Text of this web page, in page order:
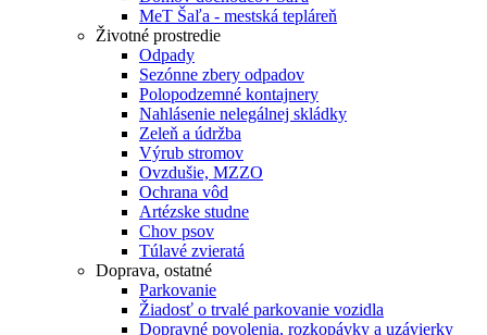
MeT Šaľa - mestská tepláreň
Životné prostredie
Odpady
Sezónne zbery odpadov
Polopodzemné kontajnery
Nahlásenie nelegálnej skládky
Zeleň a údržba
Výrub stromov
Ovzdušie, MZZO
Ochrana vôd
Artézske studne
Chov psov
Túlavé zvieratá
Doprava, ostatné
Parkovanie
Žiadosť o trvalé parkovanie vozidla
Dopravné povolenia, rozkopávky a uzávierky